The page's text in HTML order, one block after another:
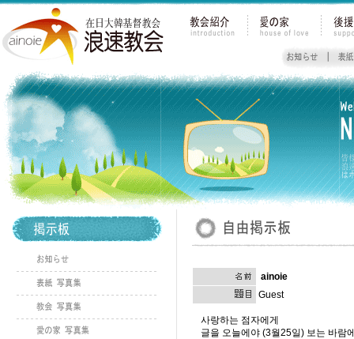
ainoie
Guest
사랑하는 점자에게
글을 오늘에야 (3월25일) 보는 바람